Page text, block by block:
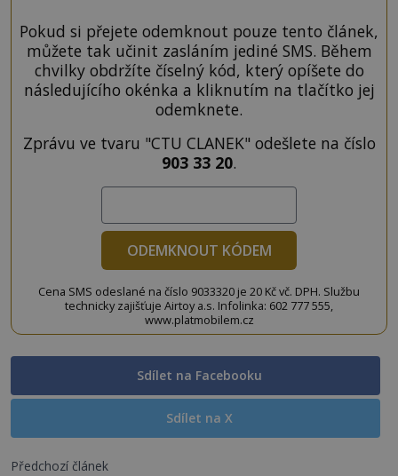
Pokud si přejete odemknout pouze tento článek,
můžete tak učinit zasláním jediné SMS. Během
chvilky obdržíte číselný kód, který opíšete do
následujícího okénka a kliknutím na tlačítko jej
odemknete.
Zprávu ve tvaru "CTU CLANEK" odešlete na číslo
903 33 20.
ODEMKNOUT KÓDEM
Cena SMS odeslané na číslo 9033320 je 20 Kč vč. DPH. Službu
technicky zajišťuje Airtoy a.s. Infolinka: 602 777 555,
www.platmobilem.cz
Sdílet na Facebooku
Sdílet na X
Předchozí článek